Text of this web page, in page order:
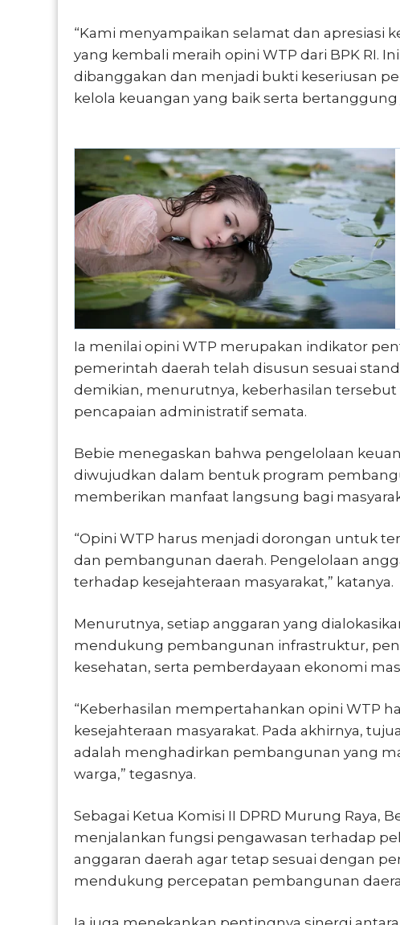
“Kami menyampaikan selamat dan apresiasi
yang kembali meraih opini WTP dari BPK RI.
dibanggakan dan menjadi bukti keseriusan
kelola keuangan yang baik serta bertanggung
Ia menilai opini WTP merupakan indikator
pemerintah daerah telah disusun sesuai
demikian, menurutnya, keberhasilan
pencapaian administratif semata.
Bebie menegaskan bahwa pengelolaan
diwujudkan dalam bentuk program
memberikan manfaat langsung bagi
“Opini WTP harus menjadi dorongan untuk
dan pembangunan daerah. Pengelolaan
terhadap kesejahteraan masyarakat,” katanya.
Menurutnya, setiap anggaran yang
mendukung pembangunan infrastruktur,
kesehatan, serta pemberdayaan ekonomi
“Keberhasilan mempertahankan opini WTP
kesejahteraan masyarakat. Pada akhirnya,
adalah menghadirkan pembangunan yang
warga,” tegasnya.
Sebagai Ketua Komisi II DPRD Murung Raya,
menjalankan fungsi pengawasan terhadap
anggaran daerah agar tetap sesuai dengan
mendukung percepatan pembangunan